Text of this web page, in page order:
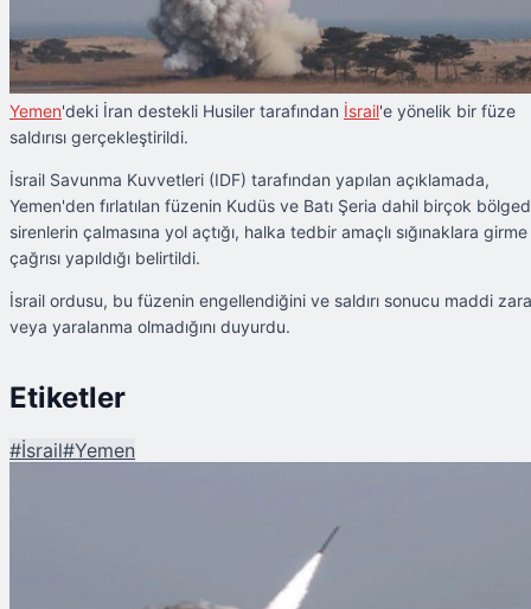
Yemen'deki İran destekli Husiler tarafından İsrail'e yönelik bir füze
saldırısı gerçekleştirildi.
İsrail Savunma Kuvvetleri (IDF) tarafından yapılan açıklamada,
Yemen'den fırlatılan füzenin Kudüs ve Batı Şeria dahil birçok
sirenlerin çalmasına yol açtığı, halka tedbir amaçlı sığınaklara girme
çağrısı yapıldığı belirtildi.
İsrail ordusu, bu füzenin engellendiğini ve saldırı sonucu maddi
veya yaralanma olmadığını duyurdu.
Etiketler
#İsrail#Yemen